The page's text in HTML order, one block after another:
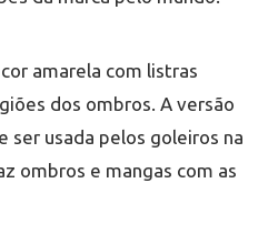
amarela com listras
dos ombros. A versão
ser usada pelos goleiros na
ombros e mangas com as